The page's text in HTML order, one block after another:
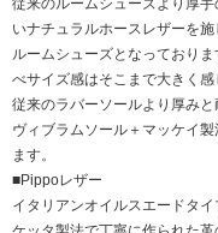
従来のルームシューズより厚
いナチュラルホースレザーを
ルームシューズとなっており
べサイズ感はそこまで大きく感
従来のラバーソールより厚み
ヴィブラムソール＋マッケイ
ます。
■Pippoレザー
イタリアンオイルスエードタ